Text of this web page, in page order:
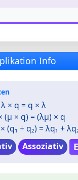
Info
λ × q = q × λ
(μ × q) = (λμ) × q
(q₁ + q₂) = λq₁ +
Assoziativ